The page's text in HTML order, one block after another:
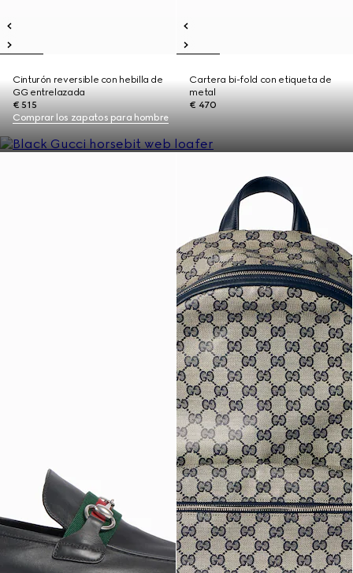
Cinturón reversible con hebilla de
GG entrelazada
€ 515
Cartera bi-fold con etiqueta de
metal
€ 470
Comprar los zapatos para hombre